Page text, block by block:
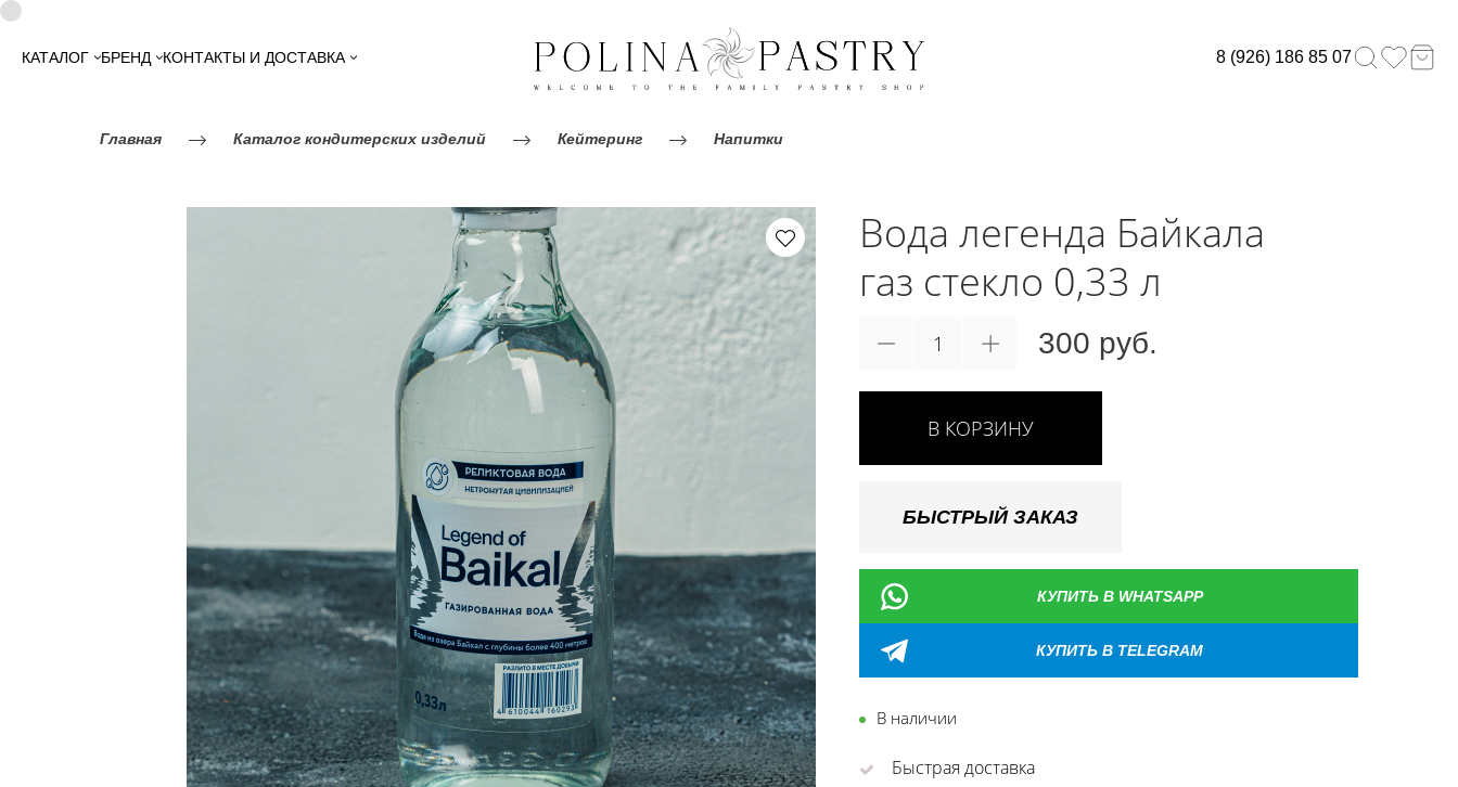
КАТАЛОГ БРЕНД КОНТАКТЫ И ДОСТАВКА 8 (926) 186 85 07
Главная Каталог кондитерских изделий Кейтеринг Напитки
Вода легенда Байкала
газ стекло 0,33 л
300 руб.
В КОРЗИНУ
БЫСТРЫЙ ЗАКАЗ
КУПИТЬ В WHATSAPP
КУПИТЬ В TELEGRAM
В наличии
Быстрая доставка